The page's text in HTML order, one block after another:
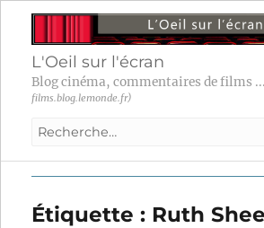
L'Oeil sur l'écran
Blog cinéma, commentaires de films ...
films.blog.lemonde.fr)
Recherche
:
Étiquette : Ruth